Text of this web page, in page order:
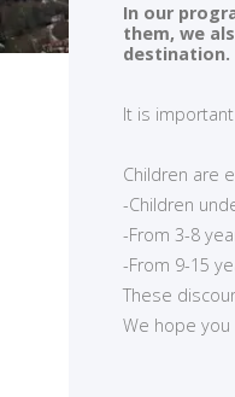
In our
them, we
It is
Children are
-Children
-From 3-8
-From 9-15
These
We hope